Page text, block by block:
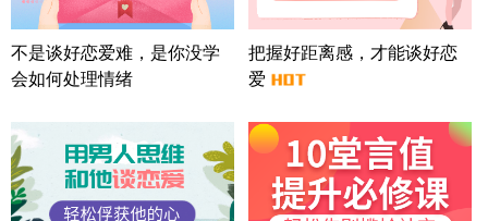
上海-浦东 177****9074
56分钟前
微信用户 Liberty 通过此页面咨询，已获得专属情感
方案
广东-广州 188****5632
湖北-武汉 135****7410
41分钟前
微信用户 困困魚? 通过此页面咨询，已获得专属情感
方案
不是谈好恋爱难，是你没学
会如何处理情绪
把握好距离感，才能谈好恋
爱